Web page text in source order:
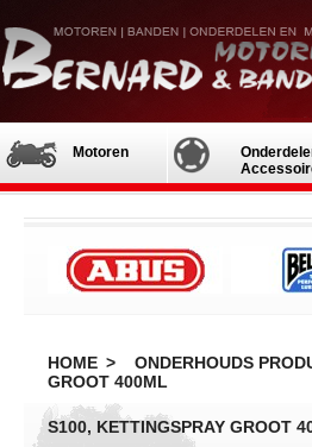
Motoren
HOME > ONDERHOUDS
GROOT 400ML
S100, KETTINGSPRAY GROOT